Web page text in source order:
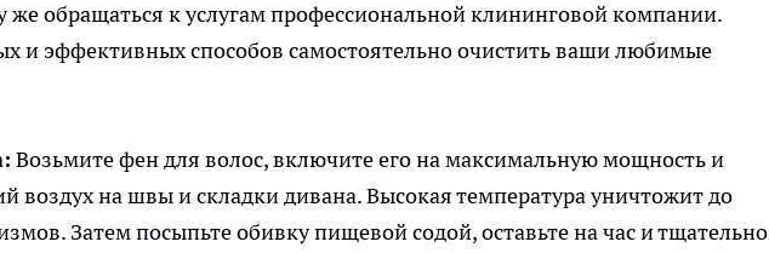
же обращаться к услугам профессиональной клининговой компании.
и эффективных способов самостоятельно очистить ваши любимые
Возьмите фен для волос, включите его на максимальную мощность и
воздух на швы и складки дивана. Высокая температура уничтожит до
Затем посыпьте обивку пищевой содой, оставьте на час и тщательно